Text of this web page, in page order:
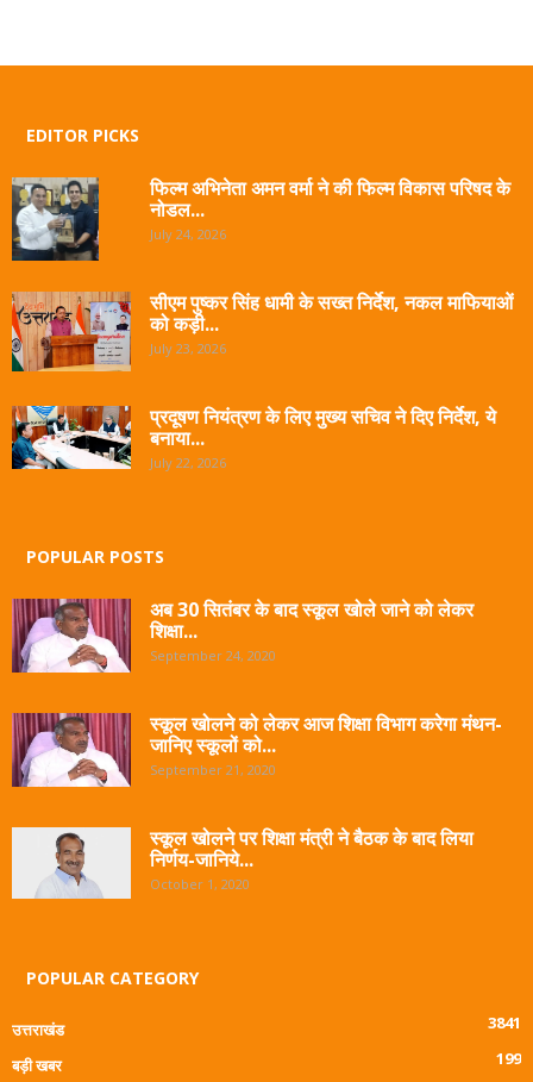
EDITOR PICKS
फिल्म अभिनेता अमन वर्मा ने की फिल्म विकास परिषद के
नोडल...
July 24, 2026
सीएम पुष्कर सिंह धामी के सख्त निर्देश, नकल माफियाओं
को कड़ी...
July 23, 2026
प्रदूषण नियंत्रण के लिए मुख्य सचिव ने दिए निर्देश, ये
बनाया...
July 22, 2026
POPULAR POSTS
अब 30 सितंबर के बाद स्कूल खोले जाने को लेकर
शिक्षा...
September 24, 2020
स्कूल खोलने को लेकर आज शिक्षा विभाग करेगा मंथन-
जानिए स्कूलों को...
September 21, 2020
स्कूल खोलने पर शिक्षा मंत्री ने बैठक के बाद लिया
निर्णय-जानिये...
October 1, 2020
POPULAR CATEGORY
उत्तराखंड
3841
बड़ी खबर
199